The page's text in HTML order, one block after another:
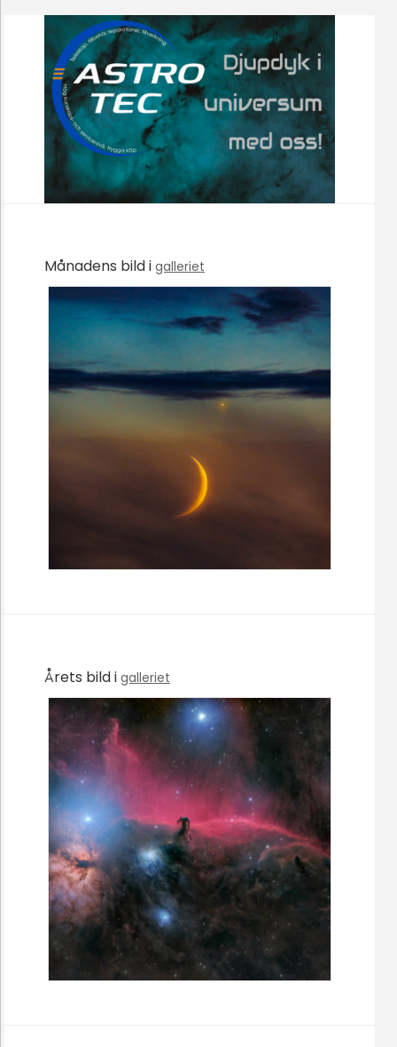
Månadens bild i galleriet
Årets bild i galleriet